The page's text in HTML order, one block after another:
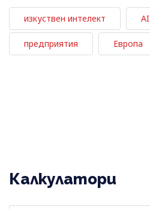
изкуствен интелект AI
предприятия Европа
Калкулатори